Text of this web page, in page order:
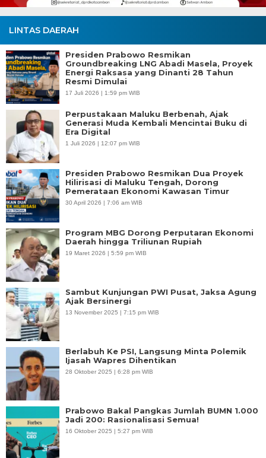
LINTAS DAERAH
Presiden Prabowo Resmikan
Groundbreaking LNG Abadi Masela, Proyek
Energi Raksasa yang Dinanti 28 Tahun
Resmi Dimulai
17 Juli 2026 | 1:59 pm WIB
Perpustakaan Maluku Berbenah, Ajak
Generasi Muda Kembali Mencintai Buku di
Era Digital
1 Juli 2026 | 12:07 pm WIB
Presiden Prabowo Resmikan Dua Proyek
Hilirisasi di Maluku Tengah, Dorong
Pemerataan Ekonomi Kawasan Timur
30 April 2026 | 7:06 am WIB
Program MBG Dorong Perputaran Ekonomi
Daerah hingga Triliunan Rupiah
19 Maret 2026 | 5:59 pm WIB
Sambut Kunjungan PWI Pusat, Jaksa Agung
Ajak Bersinergi
13 November 2025 | 7:15 pm WIB
Berlabuh Ke PSI, Langsung Minta Polemik
Ijasah Wapres Dihentikan
28 Oktober 2025 | 6:28 pm WIB
Prabowo Bakal Pangkas Jumlah BUMN 1.000
Jadi 200: Rasionalisasi Semua!
16 Oktober 2025 | 5:27 pm WIB